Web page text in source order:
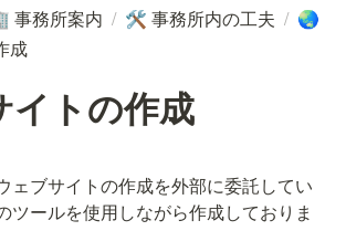
事務所案内 / 🛠️ 事務所内の工夫 / 🌏
成
イトの作成
ェブサイトの作成を外部に委託してい
ツールを使用しながら作成しておりま